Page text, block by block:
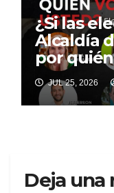
¿Si las
Alcaldía
por
JUL 25, 2026
Deja una